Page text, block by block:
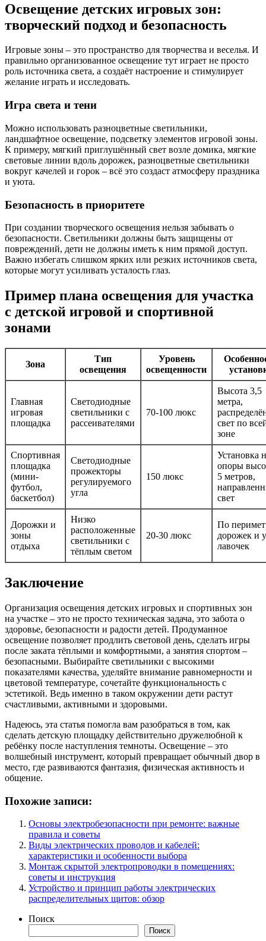
Освещение детских игровых зон:
творческий подход и безопасность
Игровые зоны – это пространство для творчества и веселья. И
правильно организованное освещение тут играет не просто
роль источника света, а создаёт настроение и стимулирует
желание играть и исследовать.
Игра света и тени
Можно использовать разноцветные светильники,
ландшафтное освещение, подсветку элементов игровой зоны.
К примеру, мягкий приглушённый свет возле домика, мягкие
световые линии вдоль дорожек, разноцветные светильники
вокруг качелей и горок – всё это создаст атмосферу праздника
и уюта.
Безопасность в приоритете
При создании творческого освещения нельзя забывать о
безопасности. Светильники должны быть защищены от
повреждений, дети не должны иметь к ним прямой доступ.
Важно избегать слишком ярких или резких источников света,
которые могут усиливать усталость глаз.
Пример плана освещения для участка
с детской игровой и спортивной
зонами
Зона
Тип
освещения
Уровень
освещенности
Главная
игровая
площадка
Светодиодные
светильники с
рассеивателями
70-100 люкс
Высота 3,5
метра,
свет по
зоне
Спортивная
площадка
(мини-
футбол,
баскетбол)
Светодиодные
прожекторы
регулируемого
угла
150 люкс
Установка
опоры
5 метров,
свет
Дорожки и
зоны
отдыха
Низко
расположенные
светильники с
тёплым светом
20-30 люкс
По
дорожек и у
лавочек
Заключение
Организация освещения детских игровых и спортивных зон
на участке – это не просто техническая задача, это забота о
здоровье, безопасности и радости детей. Продуманное
освещение позволяет продлить световой день, сделать игры
после заката тёплыми и комфортными, а занятия спортом –
безопасными. Выбирайте светильники с высокими
показателями качества, уделяйте внимание равномерности и
цветовой температуре, сочетайте функциональность с
эстетикой. Ведь именно в таком окружении дети растут
счастливыми, активными и здоровыми.
Надеюсь, эта статья помогла вам разобраться в том, как
сделать детскую площадку действительно дружелюбной к
ребёнку после наступления темноты. Освещение – это
волшебный инструмент, который превращает обычный двор в
место, где развиваются фантазия, физическая активность и
общение.
Похожие записи:
Основы электробезопасности при ремонте: важные
правила и советы
Виды электрических проводов и кабелей:
характеристики и особенности выбора
Монтаж скрытой электропроводки в помещениях:
советы и инструкция
Устройство и принцип работы электрических
распределительных щитов: обзор
Поиск
Поиск